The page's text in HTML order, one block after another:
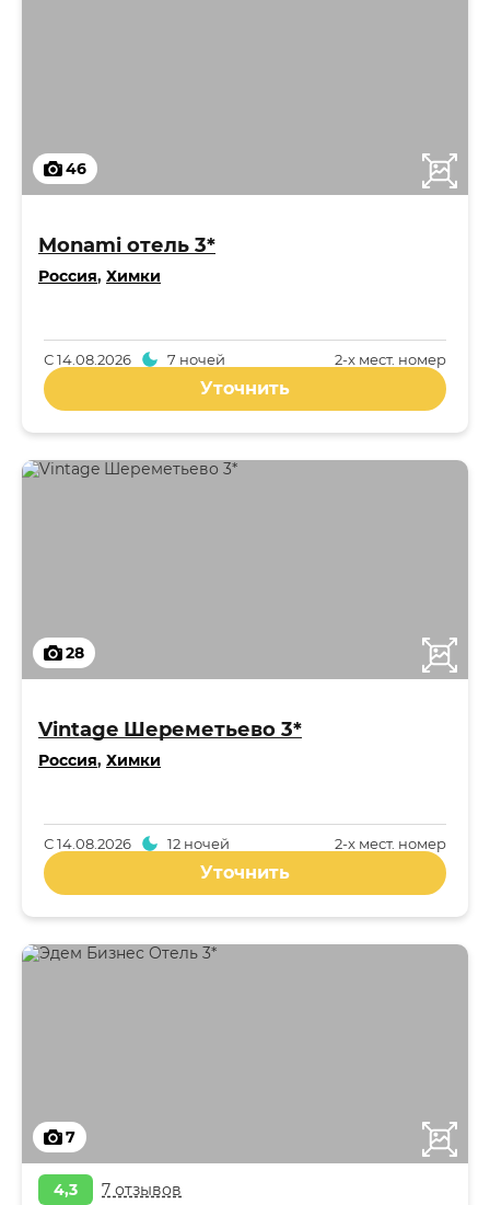
46
Monami отель 3*
Россия, Химки
2-x мест. номер
С14.08.2026 7 ночей
Уточнить
28
Vintage Шереметьево 3*
Россия, Химки
2-x мест. номер
С14.08.2026 12 ночей
Уточнить
7
4,3 7 отзывов